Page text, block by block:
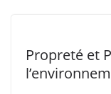
Propreté et